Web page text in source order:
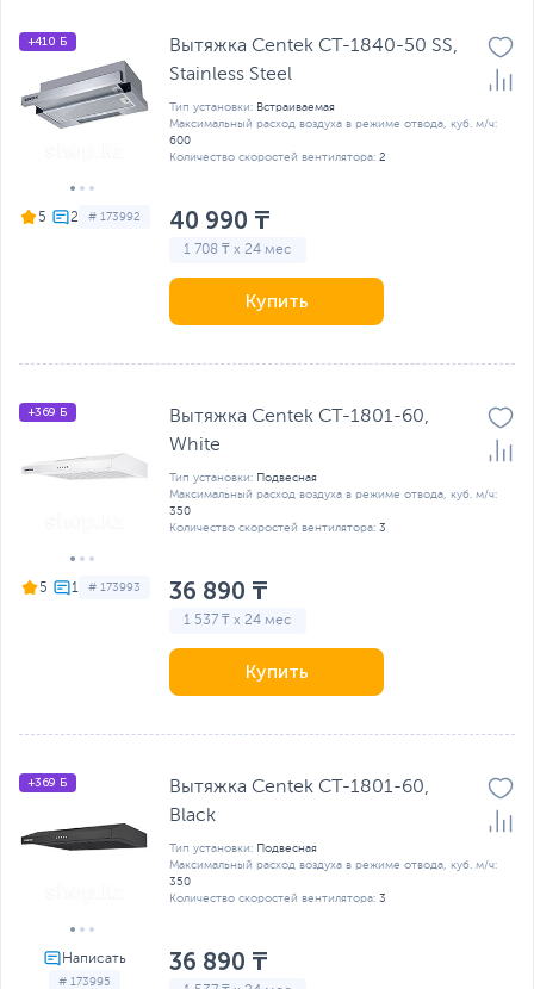
5 # 173992
+410 Б
Вытяжка Centek СТ-1840-50 SS,
Stainless Steel
Тип установки: Встраиваемая
Максимальный расход воздуха в режиме отвода, куб. м/ч:
600
Количество скоростей вентилятора: 2
40 990 ₸
1 708 ₸ x 24 мес
Купить
5 # 173993
+369 Б
Вытяжка Centek CT-1801-60,
White
Тип установки: Подвесная
Максимальный расход воздуха в режиме отвода, куб. м/ч:
350
Количество скоростей вентилятора: 3
36 890 ₸
1 537 ₸ x 24 мес
Купить
# 173995
+369 Б
Вытяжка Centek CT-1801-60,
Black
Тип установки: Подвесная
Максимальный расход воздуха в режиме отвода, куб. м/ч:
350
Количество скоростей вентилятора: 3
36 890 ₸